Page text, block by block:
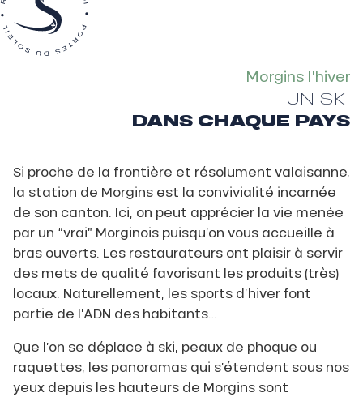
Morgins l’hiver
UN SKI
DANS CHAQUE PAYS
Si proche de la frontière et résolument valaisanne,
la station de Morgins est la convivialité incarnée
de son canton. Ici, on peut apprécier la vie menée
par un “vrai” Morginois puisqu’on vous accueille à
bras ouverts. Les restaurateurs ont plaisir à servir
des mets de qualité favorisant les produits (très)
locaux. Naturellement, les sports d’hiver font
partie de l’ADN des habitants…
Que l’on se déplace à ski, peaux de phoque ou
raquettes, les panoramas qui s’étendent sous nos
yeux depuis les hauteurs de Morgins sont